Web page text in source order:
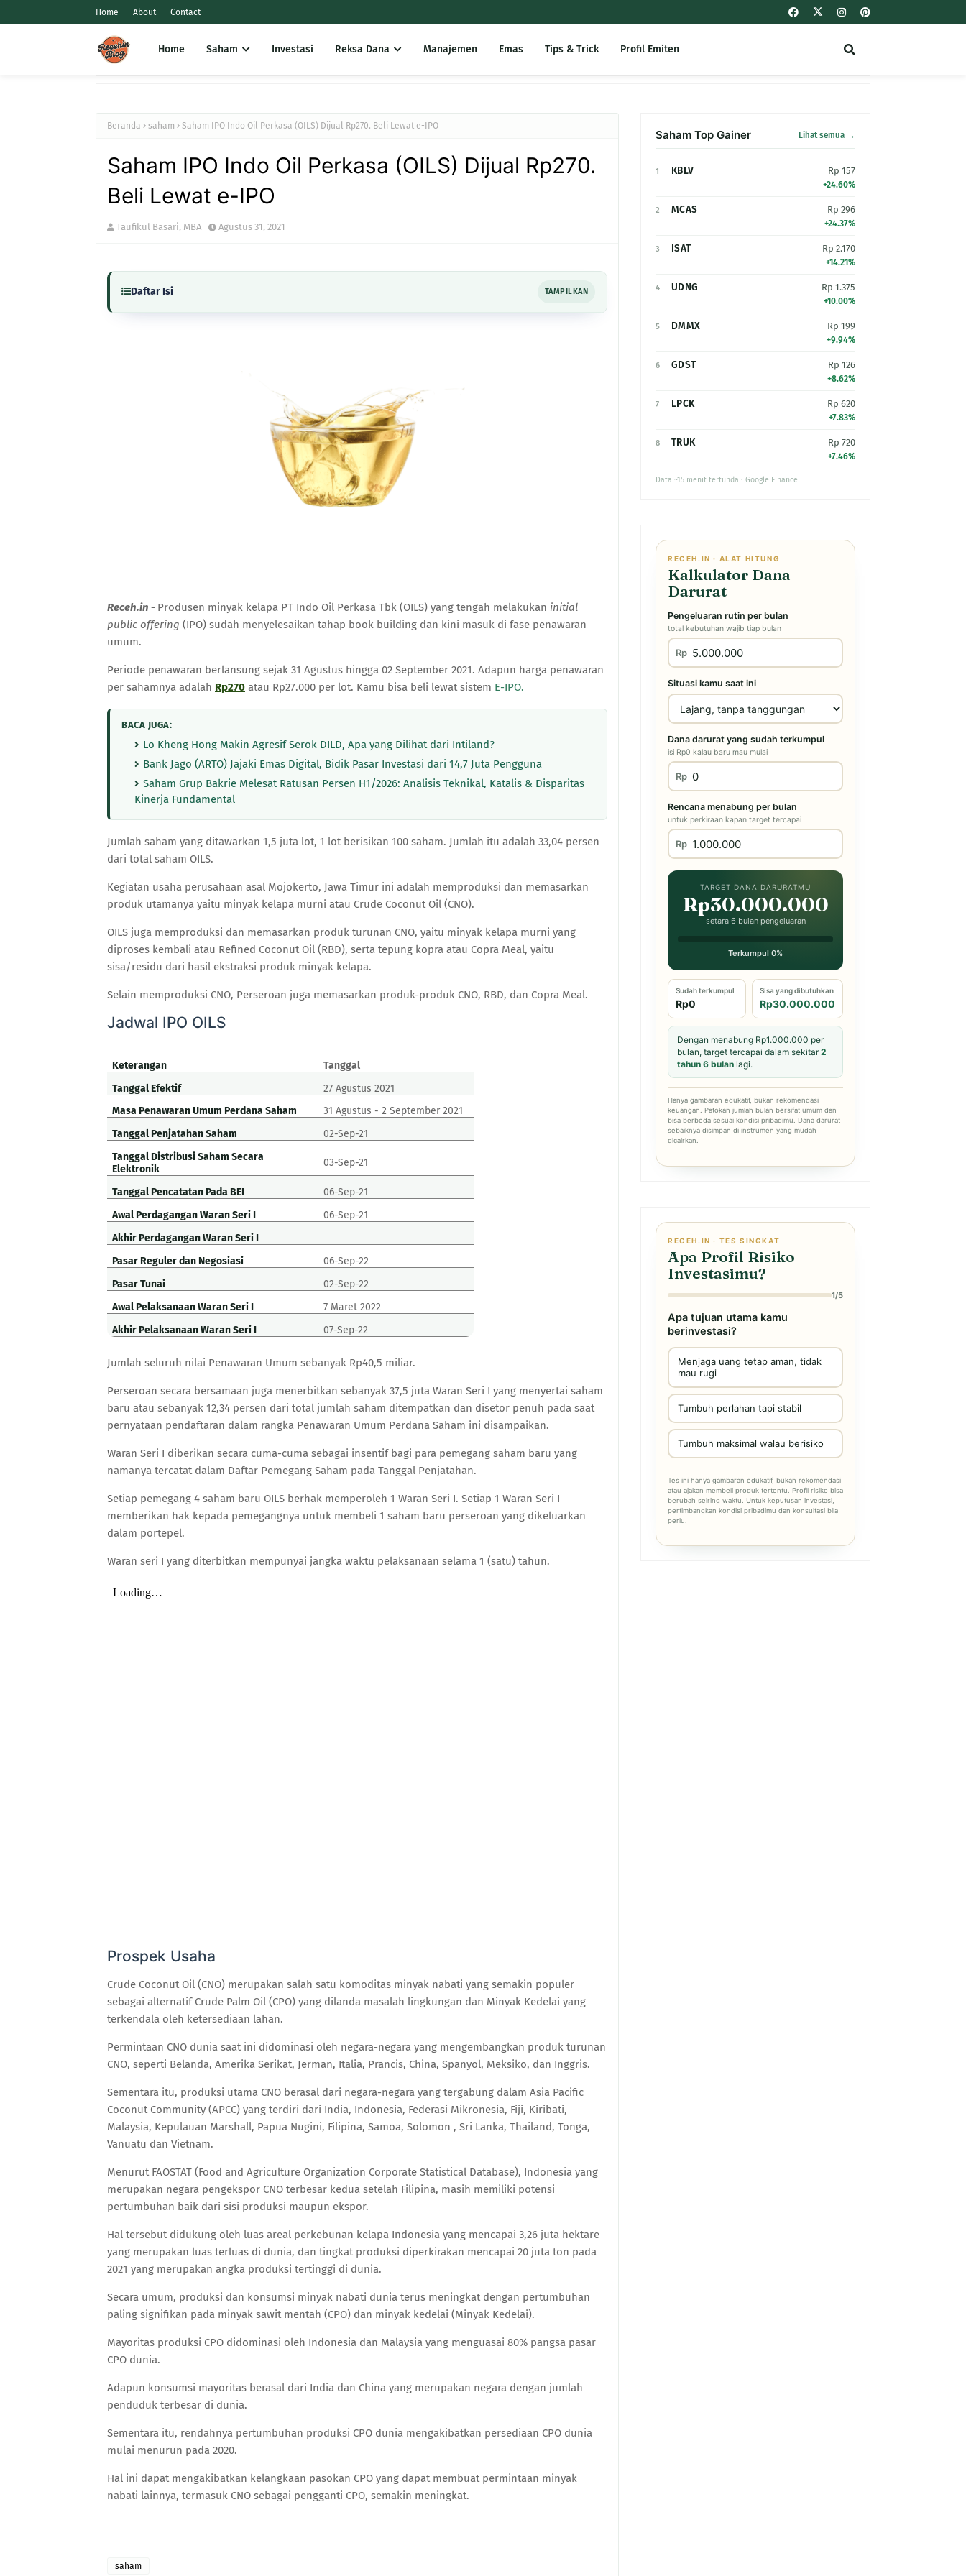
Home About Contact
Home Saham Investasi Reksa Dana Manajemen Emas Tips & Trick Profil Emiten
Beranda saham Saham IPO Indo Oil Perkasa (OILS) Dijual Rp270. Beli Lewat e-IPO
Saham IPO Indo Oil Perkasa (OILS) Dijual Rp270.
Beli Lewat e-IPO
Taufikul Basari, MBA Agustus 31, 2021
Daftar Isi TAMPILKAN
Receh.in - Produsen minyak kelapa PT Indo Oil Perkasa Tbk (OILS) yang tengah melakukan initial
public offering (IPO) sudah menyelesaikan tahap book building dan kini masuk di fase penawaran
umum.
Periode penawaran berlansung sejak 31 Agustus hingga 02 September 2021. Adapun harga penawaran
per sahamnya adalah Rp270 atau Rp27.000 per lot. Kamu bisa beli lewat sistem E-IPO.
BACA JUGA:
Lo Kheng Hong Makin Agresif Serok DILD, Apa yang Dilihat dari Intiland?
Bank Jago (ARTO) Jajaki Emas Digital, Bidik Pasar Investasi dari 14,7 Juta Pengguna
Saham Grup Bakrie Melesat Ratusan Persen H1/2026: Analisis Teknikal, Katalis & Disparitas
Kinerja Fundamental
Jumlah saham yang ditawarkan 1,5 juta lot, 1 lot berisikan 100 saham. Jumlah itu adalah 33,04 persen
dari total saham OILS.
Kegiatan usaha perusahaan asal Mojokerto, Jawa Timur ini adalah memproduksi dan memasarkan
produk utamanya yaitu minyak kelapa murni atau Crude Coconut Oil (CNO).
OILS juga memproduksi dan memasarkan produk turunan CNO, yaitu minyak kelapa murni yang
diproses kembali atau Refined Coconut Oil (RBD), serta tepung kopra atau Copra Meal, yaitu
sisa/residu dari hasil ekstraksi produk minyak kelapa.
Selain memproduksi CNO, Perseroan juga memasarkan produk-produk CNO, RBD, dan Copra Meal.
Jadwal IPO OILS
Keterangan
Tanggal
Tanggal Efektif
27 Agustus 2021
Masa Penawaran Umum Perdana Saham
31 Agustus - 2 September 2021
Tanggal Penjatahan Saham
02-Sep-21
Tanggal Distribusi Saham Secara
Elektronik
03-Sep-21
Tanggal Pencatatan Pada BEI
06-Sep-21
Awal Perdagangan Waran Seri I
06-Sep-21
Akhir Perdagangan Waran Seri I
Pasar Reguler dan Negosiasi
06-Sep-22
Pasar Tunai
02-Sep-22
Awal Pelaksanaan Waran Seri I
7 Maret 2022
Akhir Pelaksanaan Waran Seri I
07-Sep-22
Jumlah seluruh nilai Penawaran Umum sebanyak Rp40,5 miliar.
Perseroan secara bersamaan juga menerbitkan sebanyak 37,5 juta Waran Seri I yang menyertai saham
baru atau sebanyak 12,34 persen dari total jumlah saham ditempatkan dan disetor penuh pada saat
pernyataan pendaftaran dalam rangka Penawaran Umum Perdana Saham ini disampaikan.
Waran Seri I diberikan secara cuma-cuma sebagai insentif bagi para pemegang saham baru yang
namanya tercatat dalam Daftar Pemegang Saham pada Tanggal Penjatahan.
Setiap pemegang 4 saham baru OILS berhak memperoleh 1 Waran Seri I. Setiap 1 Waran Seri I
memberikan hak kepada pemegangnya untuk membeli 1 saham baru perseroan yang dikeluarkan
dalam portepel.
Waran seri I yang diterbitkan mempunyai jangka waktu pelaksanaan selama 1 (satu) tahun.
Prospek Usaha
Crude Coconut Oil (CNO) merupakan salah satu komoditas minyak nabati yang semakin populer
sebagai alternatif Crude Palm Oil (CPO) yang dilanda masalah lingkungan dan Minyak Kedelai yang
terkendala oleh ketersediaan lahan.
Permintaan CNO dunia saat ini didominasi oleh negara-negara yang mengembangkan produk turunan
CNO, seperti Belanda, Amerika Serikat, Jerman, Italia, Prancis, China, Spanyol, Meksiko, dan Inggris.
Sementara itu, produksi utama CNO berasal dari negara-negara yang tergabung dalam Asia Pacific
Coconut Community (APCC) yang terdiri dari India, Indonesia, Federasi Mikronesia, Fiji, Kiribati,
Malaysia, Kepulauan Marshall, Papua Nugini, Filipina, Samoa, Solomon , Sri Lanka, Thailand, Tonga,
Vanuatu dan Vietnam.
Menurut FAOSTAT (Food and Agriculture Organization Corporate Statistical Database), Indonesia yang
merupakan negara pengekspor CNO terbesar kedua setelah Filipina, masih memiliki potensi
pertumbuhan baik dari sisi produksi maupun ekspor.
Hal tersebut didukung oleh luas areal perkebunan kelapa Indonesia yang mencapai 3,26 juta hektare
yang merupakan luas terluas di dunia, dan tingkat produksi diperkirakan mencapai 20 juta ton pada
2021 yang merupakan angka produksi tertinggi di dunia.
Secara umum, produksi dan konsumsi minyak nabati dunia terus meningkat dengan pertumbuhan
paling signifikan pada minyak sawit mentah (CPO) dan minyak kedelai (Minyak Kedelai).
Mayoritas produksi CPO didominasi oleh Indonesia dan Malaysia yang menguasai 80% pangsa pasar
CPO dunia.
Adapun konsumsi mayoritas berasal dari India dan China yang merupakan negara dengan jumlah
penduduk terbesar di dunia.
Sementara itu, rendahnya pertumbuhan produksi CPO dunia mengakibatkan persediaan CPO dunia
mulai menurun pada 2020.
Hal ini dapat mengakibatkan kelangkaan pasokan CPO yang dapat membuat permintaan minyak
nabati lainnya, termasuk CNO sebagai pengganti CPO, semakin meningkat.
saham
Saham Top Gainer Lihat semua →
1 KBLV Rp 157
+24.60%
2 MCAS Rp 296
+24.37%
3 ISAT Rp 2.170
+14.21%
4 UDNG Rp 1.375
+10.00%
5 DMMX Rp 199
+9.94%
6 GDST Rp 126
+8.62%
7 LPCK Rp 620
+7.83%
8 TRUK Rp 720
+7.46%
Data ~15 menit tertunda · Google Finance
RECEH.IN · ALAT HITUNG
Kalkulator Dana
Darurat
Pengeluaran rutin per bulan
total kebutuhan wajib tiap bulan
Rp
Situasi kamu saat ini
Dana darurat yang sudah terkumpul
isi Rp0 kalau baru mau mulai
Rp
Rencana menabung per bulan
untuk perkiraan kapan target tercapai
Rp
TARGET DANA DARURATMU
Rp30.000.000
setara 6 bulan pengeluaran
Terkumpul 0%
Sudah terkumpul
Rp0
Sisa yang dibutuhkan
Rp30.000.000
Dengan menabung Rp1.000.000 per
bulan, target tercapai dalam sekitar2
tahun 6 bulan lagi.
Hanya gambaran edukatif, bukan rekomendasi
keuangan. Patokan jumlah bulan bersifat umum dan
bisa berbeda sesuai kondisi pribadimu. Dana darurat
sebaiknya disimpan di instrumen yang mudah
dicairkan.
RECEH.IN · TES SINGKAT
Apa Profil Risiko
Investasimu?
1/5
Apa tujuan utama kamu
berinvestasi?
Menjaga uang tetap aman, tidak
mau rugi
Tumbuh perlahan tapi stabil
Tumbuh maksimal walau berisiko
Tes ini hanya gambaran edukatif, bukan rekomendasi
atau ajakan membeli produk tertentu. Profil risiko bisa
berubah seiring waktu. Untuk keputusan investasi,
pertimbangkan kondisi pribadimu dan konsultasi bila
perlu.